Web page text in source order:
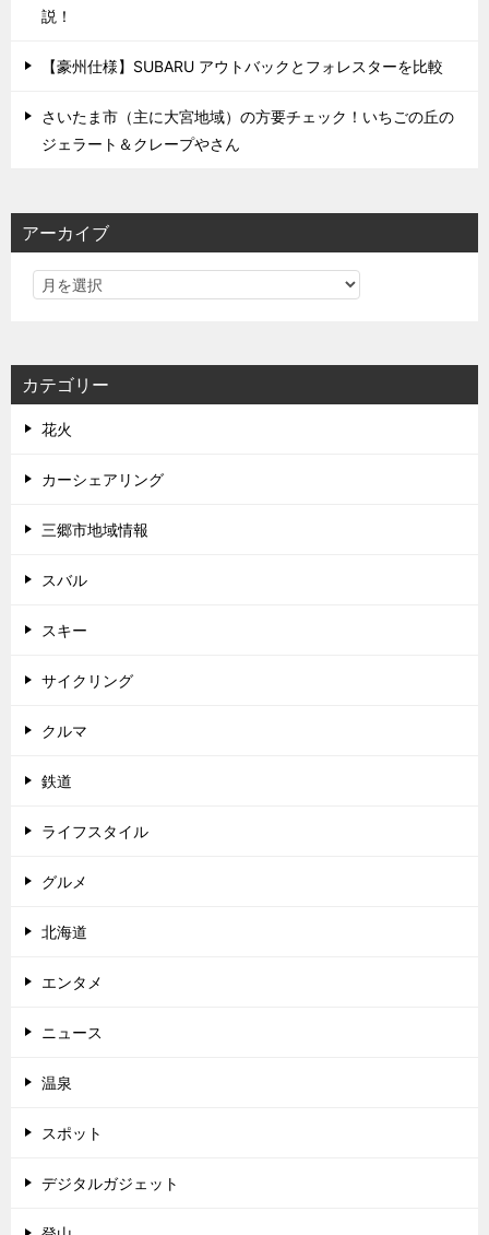
説！
【豪州仕様】SUBARU アウトバックとフォレスターを比較
さいたま市（主に大宮地域）の方要チェック！いちごの丘の
ジェラート＆クレープやさん
アーカイブ
カテゴリー
花火
カーシェアリング
三郷市地域情報
スバル
スキー
サイクリング
クルマ
鉄道
ライフスタイル
グルメ
北海道
エンタメ
ニュース
温泉
スポット
デジタルガジェット